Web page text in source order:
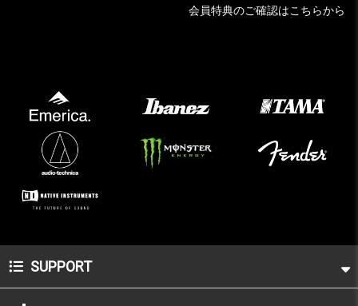
会員特典のご確認はこちらから
SUPPORT